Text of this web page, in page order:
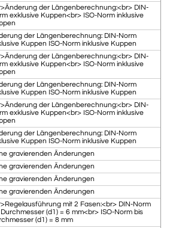
der Längenberechnung:<br> DIN-
exklusive Kuppen<br> ISO-Norm inklusive
der Längenberechnung: DIN-Norm
Kuppen ISO-Norm inklusive Kuppen
der Längenberechnung:<br> DIN-
exklusive Kuppen<br> ISO-Norm inklusive
der Längenberechnung: DIN-Norm
Kuppen ISO-Norm inklusive Kuppen
der Längenberechnung:<br> DIN-
exklusive Kuppen<br> ISO-Norm inklusive
der Längenberechnung: DIN-Norm
Kuppen ISO-Norm inklusive Kuppen
gravierenden Änderungen
gravierenden Änderungen
gravierenden Änderungen
gravierenden Änderungen
mit 2 Fasen:<br> DIN-Norm
Durchmesser (d1) = 6 mm<br> ISO-Norm bis
(d1) = 8 mm